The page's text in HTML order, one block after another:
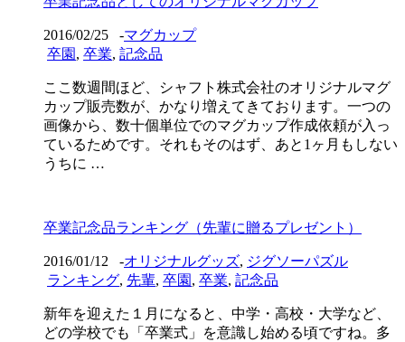
2016/02/25 -マグカップ
卒園 , 卒業, 記念品
ここ数週間ほど、シャフト株式会社のオリジナルマグ
カップ販売数が、かなり増えてきております。一つの
画像から、数十個単位でのマグカップ作成依頼が入っ
ているためです。それもそのはず、あと1ヶ月もしない
うちに …
卒業記念品ランキング（先輩に贈るプレゼント）
2016/01/12 -オリジナルグッズ, ジグソーパズル
ランキング, 先輩, 卒園 , 卒業, 記念品
新年を迎えた１月になると、中学・高校・大学など、
どの学校でも「卒業式」を意識し始める頃ですね。多